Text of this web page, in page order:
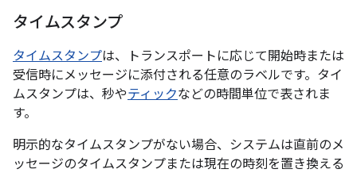
タイムスタンプ
タイムスタンプは、トランスポートに応じて開始時または
受信時にメッセージに添付される任意のラベルです。タイ
ムスタンプは、秒やティックなどの時間単位で表されま
す。
明示的なタイムスタンプがない場合、システムは直前のメ
ッセージのタイムスタンプまたは現在の時刻を置き換える